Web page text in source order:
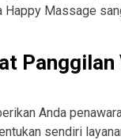
Massage
Anda
sendiri